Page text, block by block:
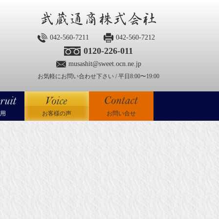
042-560-7211 042-560-7212
0120-226-011
musashit@sweet.ocn.ne.jp
お気軽にお問い合わせ下さい / 平日8:00〜19:00
お客様の声 お問い合せ